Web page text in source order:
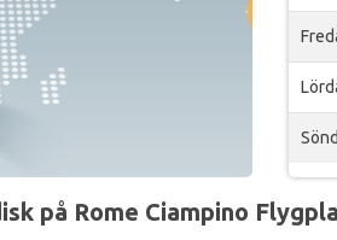
på Rome Ciampino